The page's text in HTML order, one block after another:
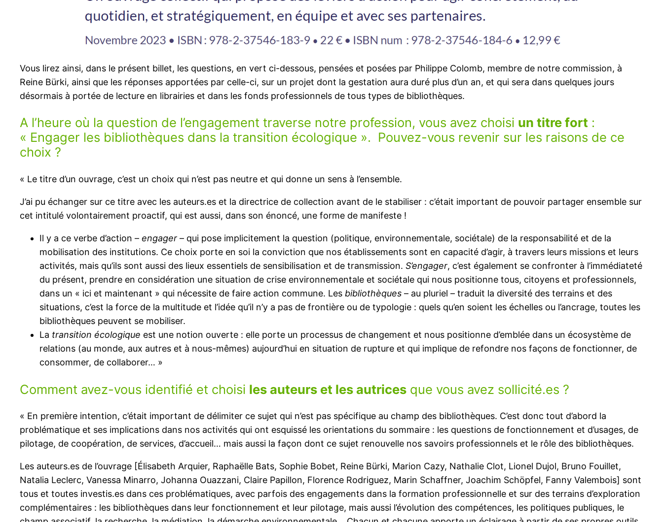
Vous lirez ainsi, dans le présent billet, les questions, en vert ci-dessous, pensées et posées par Philippe Colomb, membre de notre commission, à
Reine Bürki, ainsi que les réponses apportées par celle-ci, sur un projet dont la gestation aura duré plus d’un an, et qui sera dans quelques jours
désormais à portée de lecture en librairies et dans les fonds professionnels de tous types de bibliothèques.
A l’heure où la question de l’engagement traverse notre profession, vous avez choisi un titre fort :
« Engager les bibliothèques dans la transition écologique ». Pouvez-vous revenir sur les raisons de ce
choix ?
« Le titre d’un ouvrage, c’est un choix qui n’est pas neutre et qui donne un sens à l’ensemble.
J’ai pu échanger sur ce titre avec les auteurs.es et la directrice de collection avant de le stabiliser : c’était important de pouvoir partager ensemble sur
cet intitulé volontairement proactif, qui est aussi, dans son énoncé, une forme de manifeste !
Il y a ce verbe d’action – engager – qui pose implicitement la question (politique, environnementale, sociétale) de la responsabilité et de la
mobilisation des institutions. Ce choix porte en soi la conviction que nos établissements sont en capacité d’agir, à travers leurs missions et leurs
activités, mais qu’ils sont aussi des lieux essentiels de sensibilisation et de transmission. S’engager, c’est également se confronter à l’immédiateté
du présent, prendre en considération une situation de crise environnementale et sociétale qui nous positionne tous, citoyens et professionnels,
dans un « ici et maintenant » qui nécessite de faire action commune. Les bibliothèques – au pluriel – traduit la diversité des terrains et des
situations, c’est la force de la multitude et l’idée qu’il n’y a pas de frontière ou de typologie : quels qu’en soient les échelles ou l’ancrage, toutes les
bibliothèques peuvent se mobiliser.
La transition écologique est une notion ouverte : elle porte un processus de changement et nous positionne d’emblée dans un écosystème de
relations (au monde, aux autres et à nous-mêmes) aujourd’hui en situation de rupture et qui implique de refondre nos façons de fonctionner, de
consommer, de collaborer… »
Comment avez-vous identifié et choisi les auteurs et les autrices que vous avez sollicité.es ?
« En première intention, c’était important de délimiter ce sujet qui n’est pas spécifique au champ des bibliothèques. C’est donc tout d’abord la
problématique et ses implications dans nos activités qui ont esquissé les orientations du sommaire : les questions de fonctionnement et d’usages, de
pilotage, de coopération, de services, d’accueil… mais aussi la façon dont ce sujet renouvelle nos savoirs professionnels et le rôle des bibliothèques.
Les auteurs.es de l’ouvrage [Élisabeth Arquier, Raphaëlle Bats, Sophie Bobet, Reine Bürki, Marion Cazy, Nathalie Clot, Lionel Dujol, Bruno Fouillet,
Natalia Leclerc, Vanessa Minarro, Johanna Ouazzani, Claire Papillon, Florence Rodriguez, Marin Schaffner, Joachim Schöpfel, Fanny Valembois] sont
tous et toutes investis.es dans ces problématiques, avec parfois des engagements dans la formation professionnelle et sur des terrains d’exploration
complémentaires : les bibliothèques dans leur fonctionnement et leur pilotage, mais aussi l’évolution des compétences, les politiques publiques, le